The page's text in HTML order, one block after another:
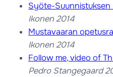
Syöte-Suunnistuksen
Ikonen 2014
Mustavaaran
Ikonen 2014
Follow me, video of
Pedro Stangegaard